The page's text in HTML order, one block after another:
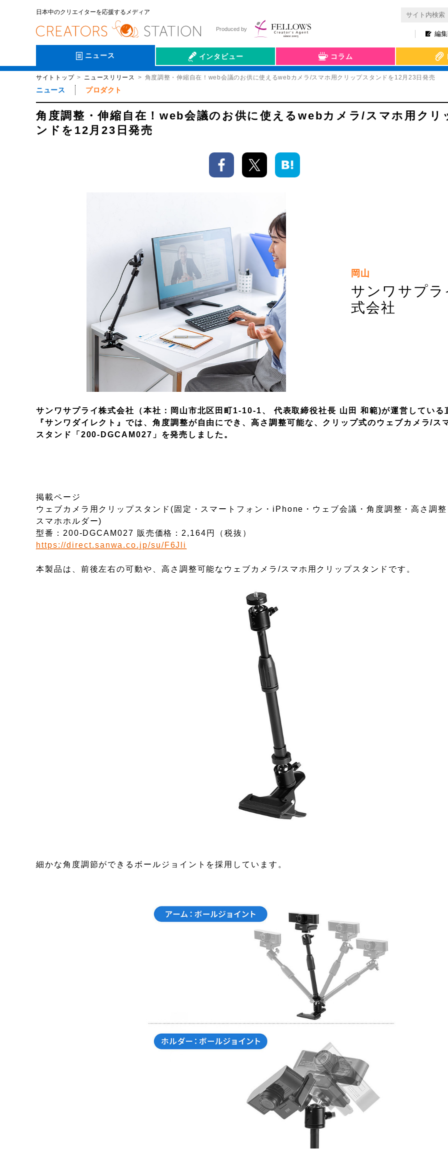
日本中のクリエイターを応援するメディア
編
Produced by
ニュース インタビュー
会社伝
コラム
サイトトップ ニュースリリース 角度調整・伸縮自在！web会議のお供に使えるwebカメラ/スマホ用クリップスタンドを12月23日発売
ニュース プロダクト
角度調整・伸縮自在！web会議のお供に使えるwebカメラ/スマホ用クリ
ンドを12月23日発売
岡山
サンワサプラ
式会社
サンワサプライ株式会社（本社：岡山市北区田町1-10-1、 代表取締役社長 山田 和範)が運営している
『サンワダイレクト』では、角度調整が自由にでき、高さ調整可能な、クリップ式のウェブカメラ/ス
スタンド「200-DGCAM027」を発売しました。
掲載ページ
ウェブカメラ用クリップスタンド(固定・スマートフォン・iPhone・ウェブ会議・角度調整・高さ調整
スマホホルダー)
型番：200-DGCAM027 販売価格：2,164円（税抜）
https://direct.sanwa.co.jp/su/F6Jli
本製品は、前後左右の可動や、高さ調整可能なウェブカメラ/スマホ用クリップスタンドです。
細かな角度調節ができるボールジョイントを採用しています。